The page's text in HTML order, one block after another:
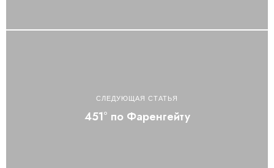
СЛЕДУЮЩАЯ СТАТЬЯ
451° по Фаренгейту